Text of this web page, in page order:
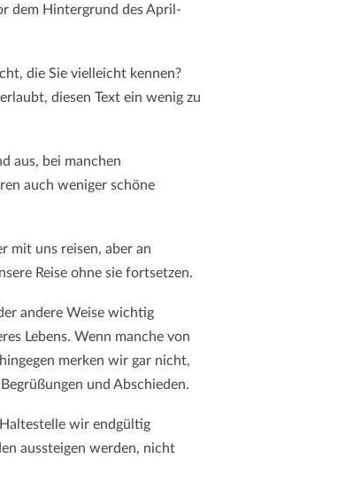
dem Hintergrund des April-
die Sie vielleicht kennen?
diesen Text ein wenig zu
aus, bei manchen
auch weniger schöne
mit uns reisen, aber an
Reise ohne sie fortsetzen.
andere Weise wichtig
Lebens. Wenn manche von
merken wir gar nicht,
und Abschieden.
wir endgültig
aussteigen werden, nicht